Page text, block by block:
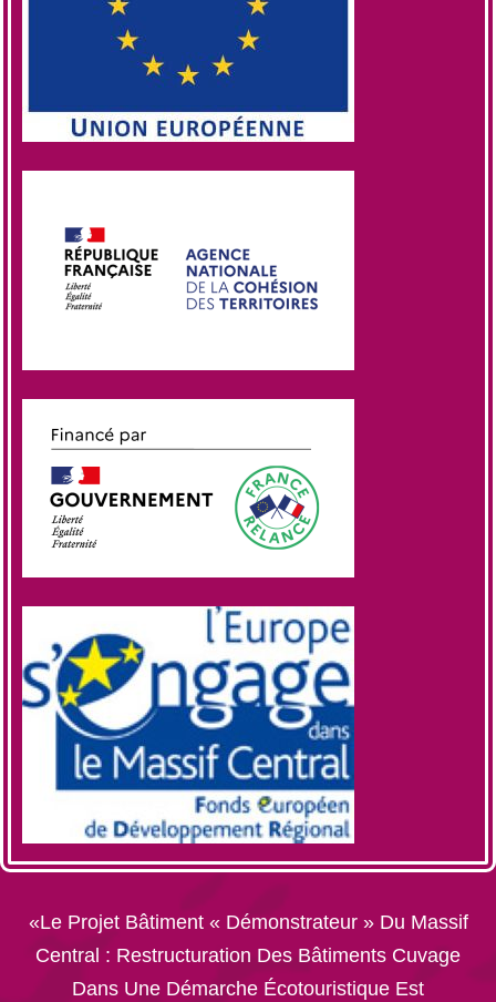
«Le Projet Bâtiment « Démonstrateur » Du Massif
Central : Restructuration Des Bâtiments Cuvage
Dans Une Démarche Écotouristique Est